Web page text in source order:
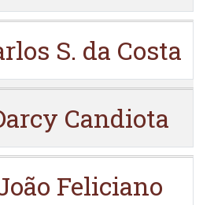
S. da Costa
Candiota
Feliciano